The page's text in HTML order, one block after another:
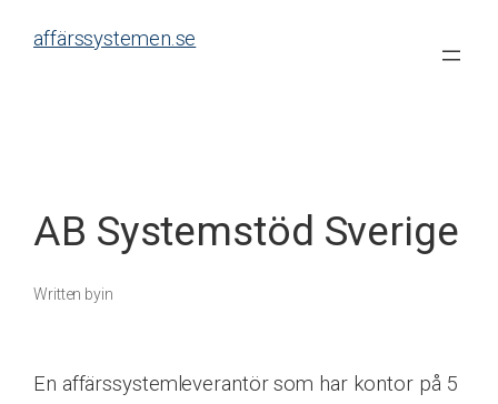
affärssystemen.se
AB Systemstöd Sverige
Written byin
En affärssystemleverantör som har kontor på 5